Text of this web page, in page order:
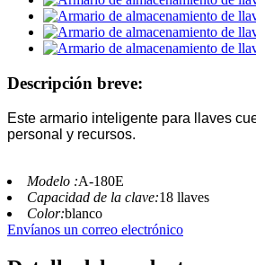
Descripción breve:
Este armario inteligente para llaves
personal y recursos.
Modelo :A-180E
Capacidad de la clave:18 llaves
Color:blanco
Envíanos un correo electrónico